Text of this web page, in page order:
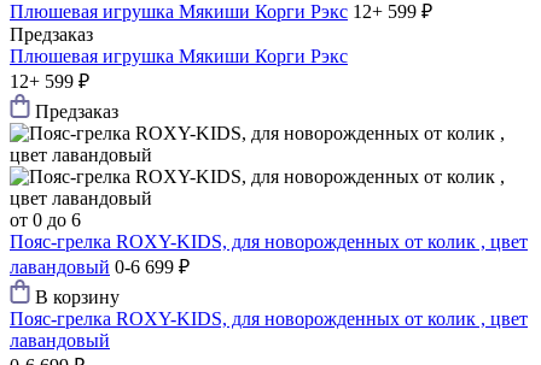
Плюшевая игрушка Мякиши Корги Рэкс 12+ 599 ₽
Предзаказ
Плюшевая игрушка Мякиши Корги Рэкс
12+ 599 ₽
Предзаказ
от 0 до 6
Пояс-грелка ROXY-KIDS, для новорожденных от колик , цвет
лавандовый 0-6 699 ₽
В корзину
Пояс-грелка ROXY-KIDS, для новорожденных от колик , цвет
лавандовый